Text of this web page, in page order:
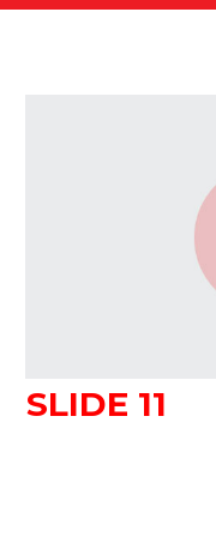
SLIDE 11